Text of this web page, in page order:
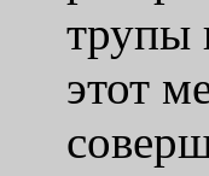
трупы
этот